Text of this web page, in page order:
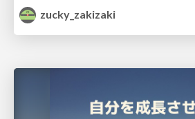
zucky_zakizaki